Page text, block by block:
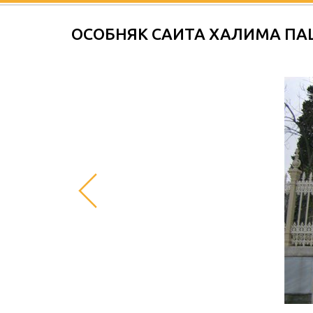
ОСОБНЯК САИТА ХАЛИМА